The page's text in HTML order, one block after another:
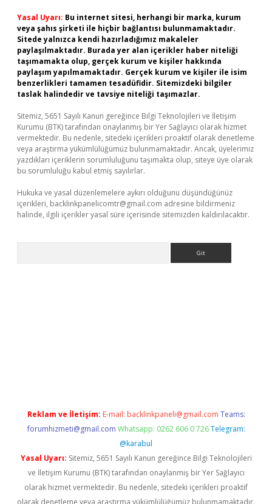
Yasal Uyarı: Bu internet sitesi, herhangi bir marka, kurum
veya şahıs şirketi ile hiçbir bağlantısı bulunmamaktadır.
Sitede yalnızca kendi hazırladığımız makaleler
paylaşılmaktadır. Burada yer alan içerikler haber niteliği
taşımamakta olup, gerçek kurum ve kişiler hakkında
paylaşım yapılmamaktadır. Gerçek kurum ve kişiler ile isim
benzerlikleri tamamen tesadüfidir. Sitemizdeki bilgiler
taslak halindedir ve tavsiye niteliği taşımazlar.
Sitemiz, 5651 Sayılı Kanun gereğince Bilgi Teknolojileri ve İletişim
Kurumu (BTK) tarafından onaylanmış bir Yer Sağlayıcı olarak hizmet
vermektedir. Bu nedenle, sitedeki içerikleri proaktif olarak denetleme
veya araştırma yükümlülüğümüz bulunmamaktadır. Ancak, üyelerimiz
yazdıkları içeriklerin sorumluluğunu taşımakta olup, siteye üye olarak
bu sorumluluğu kabul etmiş sayılırlar.
Hukuka ve yasal düzenlemelere aykırı olduğunu düşündüğünüz
içerikleri, backlinkpanelicomtr@gmail.com adresine bildirmeniz
halinde, ilgili içerikler yasal süre içerisinde sitemizden kaldırılacaktır.
Reklam ve İletişim: E-mail: backlinkpaneli@gmail.com Teams:
forumhizmeti@gmail.com Whatsapp: 0262 606 0 726 Telegram:
@karabul
Yasal Uyarı: Sitemiz, 5651 Sayılı Kanun gereğince Bilgi Teknolojileri
ve İletişim Kurumu (BTK) tarafından onaylanmış bir Yer Sağlayıcı
olarak hizmet vermektedir. Bu nedenle, sitedeki içerikleri proaktif
olarak denetleme veya araştırma yükümlülüğümüz bulunmamaktadır.